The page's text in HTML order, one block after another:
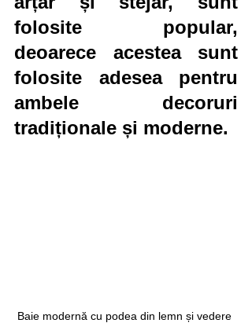
folosite popular,
deoarece acestea sunt
folosite adesea pentru
ambele decoruri
tradiționale și moderne.
Baie modernă cu podea din lemn și vedere